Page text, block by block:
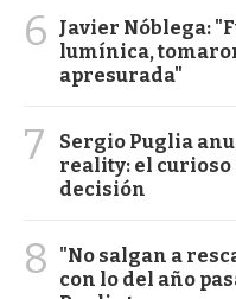
6
Javier Nóblega:
lumínica,
apresurada"
7
Sergio Puglia
reality: el curioso
decisión
8
"No salgan a
con lo del año